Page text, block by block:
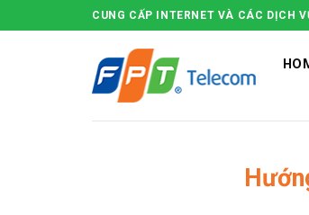
to
CUNG CẤP INTERNET VÀ CÁC DỊCH